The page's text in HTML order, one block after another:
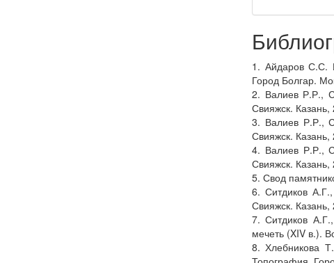
1. Айдаров С.С.
Город Болгар.
2. Валиев Р.Р.,
Свияжск.
3. Валиев Р.Р.,
Свияжск.
4. Валиев Р.Р.,
Свияжск.
5. Свод
6. Ситдиков
Свияжск.
7. Ситдиков
мечеть (XIV в.).
8. Хлебникова